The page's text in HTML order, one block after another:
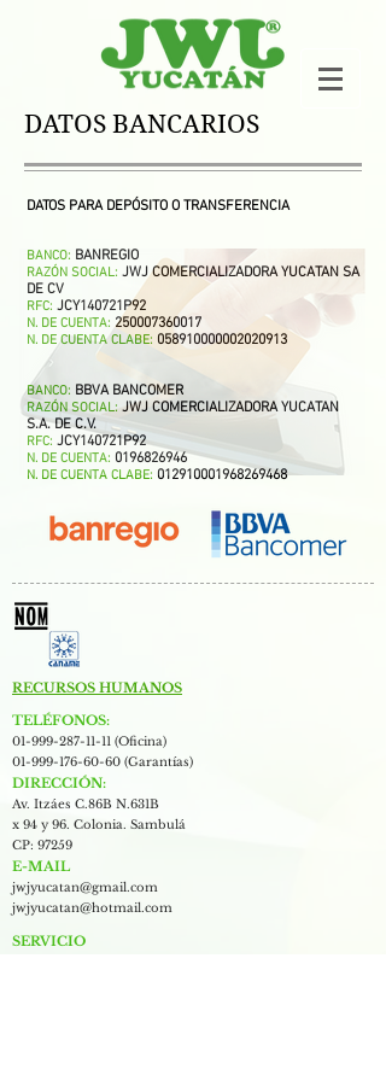
DATOS BANCARIOS
DATOS PARA DEPÓSITO O TRANSFERENCIA
BANCO: BANREGIO
RAZÓN SOCIAL: JWJ COMERCIALIZADORA YUCATAN SA
DE CV
RFC: JCY140721P92
N. DE CUENTA: 250007360017
N. DE CUENTA CLABE: 058910000002020913
BANCO: BBVA BANCOMER
RAZÓN SOCIAL: JWJ COMERCIALIZADORA YUCATAN
S.A. DE C.V.
RFC: JCY140721P92
N. DE CUENTA: 0196826946
N. DE CUENTA CLABE: 012910001968269468
RECURSOS HUMANOS
TELÉFONOS:
01-999-287-11-11 (Oficina)
01-999-176-60-60 (Garantías)
DIRECCIÓN:
Av. Itzáes C.86B N.631B
x 94 y 96. Colonia. Sambulá
CP: 97259
E-MAIL
jwjyucatan@gmail.com
jwjyucatan@hotmail.com
SERVICIO